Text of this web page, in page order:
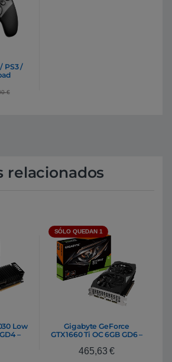
PS3 /
€
relacionados
Low
–
SÓLO QUEDAN 1
Gigabyte GeForce
GTX1660 Ti OC 6GB GD6 –
465,63€